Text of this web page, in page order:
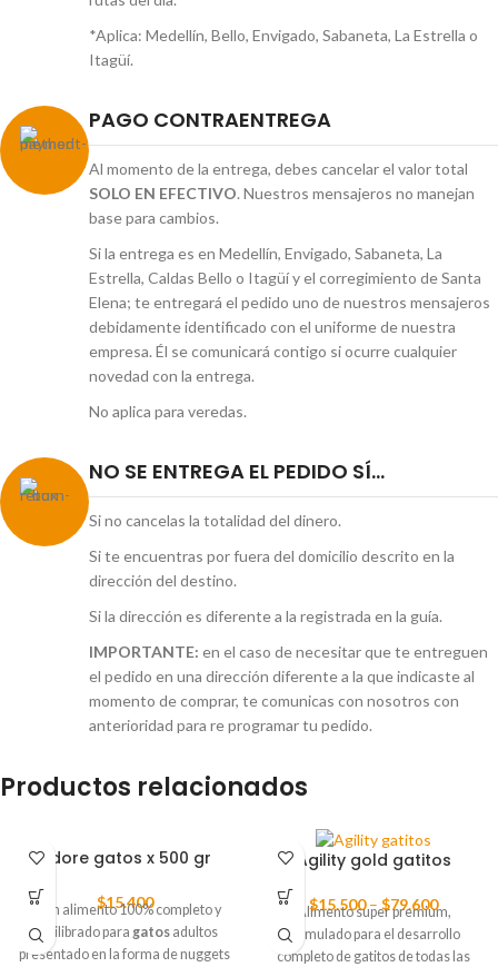
*Aplica: Medellín, Bello, Envigado, Sabaneta, La Estrella o
Itagüí.
PAGO CONTRAENTREGA
Al momento de la entrega, debes cancelar el valor total
SOLO EN EFECTIVO. Nuestros mensajeros no manejan
base para cambios.
Si la entrega es en Medellín, Envigado, Sabaneta, La
Estrella, Caldas Bello o Itagüí y el corregimiento de Santa
Elena; te entregará el pedido uno de nuestros mensajeros
debidamente identificado con el uniforme de nuestra
empresa. Él se comunicará contigo si ocurre cualquier
novedad con la entrega.
No aplica para veredas.
NO SE ENTREGA EL PEDIDO SÍ...
Si no cancelas la totalidad del dinero.
Si te encuentras por fuera del domicilio descrito en la
dirección del destino.
Si la dirección es diferente a la registrada en la guía.
IMPORTANTE: en el caso de necesitar que te entreguen
el pedido en una dirección diferente a la que indicaste al
momento de comprar, te comunicas con nosotros con
anterioridad para re programar tu pedido.
Productos relacionados
Adore gatos x 500 gr
$15.400
Es un alimento 100% completo y
equilibrado para gatos adultos
presentado en la forma de nuggets
Agility gold gatitos
$15.500 – $79.600
Alimento super premium,
formulado para el desarrollo
completo de gatitos de todas las